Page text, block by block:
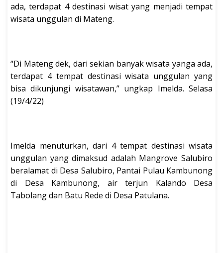
ada, terdapat 4 destinasi wisat yang menjadi tempat
wisata unggulan di Mateng.
“Di Mateng dek, dari sekian banyak wisata yanga ada,
terdapat 4 tempat destinasi wisata unggulan yang
bisa dikunjungi wisatawan,” ungkap Imelda. Selasa
(19/4/22)
Imelda menuturkan, dari 4 tempat destinasi wisata
unggulan yang dimaksud adalah Mangrove Salubiro
beralamat di Desa Salubiro, Pantai Pulau Kambunong
di Desa Kambunong, air terjun Kalando Desa
Tabolang dan Batu Rede di Desa Patulana.